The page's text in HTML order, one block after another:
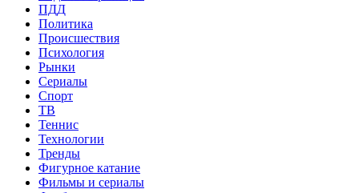
ПДД
Политика
Происшествия
Психология
Рынки
Сериалы
Спорт
ТВ
Теннис
Технологии
Тренды
Фигурное катание
Фильмы и сериалы